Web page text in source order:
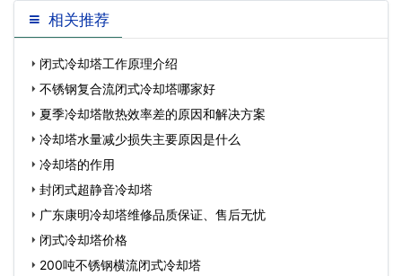
相关推荐
闭式冷却塔工作原理介绍
不锈钢复合流闭式冷却塔哪家好
夏季冷却塔散热效率差的原因和解决方案
冷却塔水量减少损失主要原因是什么
冷却塔的作用
封闭式超静音冷却塔
广东康明冷却塔维修品质保证、售后无忧
闭式冷却塔价格
200吨不锈钢横流闭式冷却塔